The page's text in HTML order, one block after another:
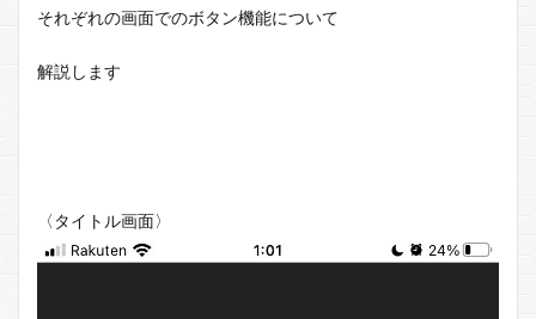
それぞれの画面でのボタン機能について
解説します
〈タイトル画面〉